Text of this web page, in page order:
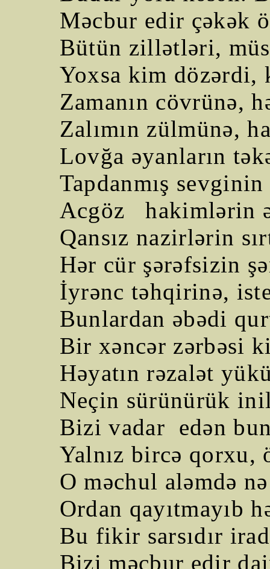
Məcbur edir çəkək
Bütün zillətləri,
Yoxsa kim
Zamanın cövrünə,
Zalımın zülmünə,
Lovğa əyanların
Tapdanmış sevginin
Acgöz
hakimlərin
Qansız nazirlərin
Hər cür şərəfsizin
İyrənc təhqirinə,
Bunlardan əbədi
Bir xəncər zərbəsi
Həyatın rəzalət
Neçin sürünürük
Bizi vadar edən
Yalnız bircə qorxu,
O məchul aləmdə
Ordan qayıtmayıb
Bu fikir sarsıdır
Bizi məcbur edir